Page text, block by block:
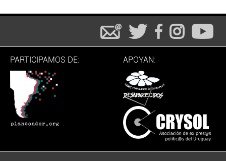
PARTICIPAMOS DE: APOYAN: